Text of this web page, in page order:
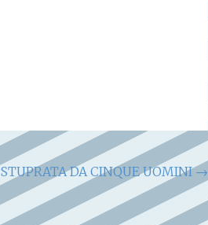
STUPRATA DA CINQUE UOMINI→